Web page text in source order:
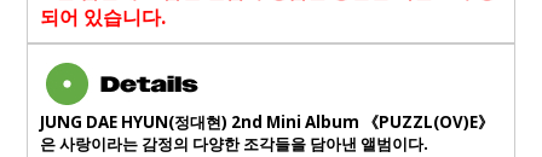
되어 있습니다.
JUNG DAE HYUN(정대현) 2nd Mini Album 《PUZZL(OV)E》
은 사랑이라는 감정의 다양한 조각들을 담아낸 앨범이다.